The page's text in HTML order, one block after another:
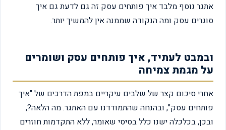
אתגר נוסף מלבד איך פותחים עסק זה גם לדעת גם איך
סוגרים עסק ומה הנקודה שממנה אין להמשיך יותר.
ובמבט לעתיד, איך פותחים עסק ושומרים
על מגמת צמיחה
אחרי סיכום קצר של שלבים עיקריים במפת הדרכים של "איך
פותחים עסק", ובהנחה שהתמודדנו עם האתגר. מה הלאה?,
ובכן, בכלכלה ישנו כלל בסיסי שאומר, ללא התקדמות חוזרים